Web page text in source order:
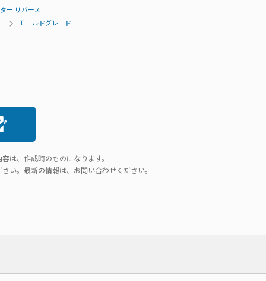
ー:リバース
モールドグレード
は、作成時のものになります。
い。最新の情報は、お問い合わせください。